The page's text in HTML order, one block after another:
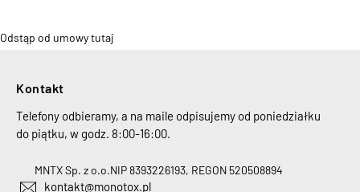
Odstąp od umowy tutaj
Kontakt
Telefony odbieramy, a na maile odpisujemy od poniedziałku
do piątku, w godz. 8:00-16:00.
MNTX Sp. z o.o.NIP 8393226193, REGON 520508894
kontakt@monotox.pl